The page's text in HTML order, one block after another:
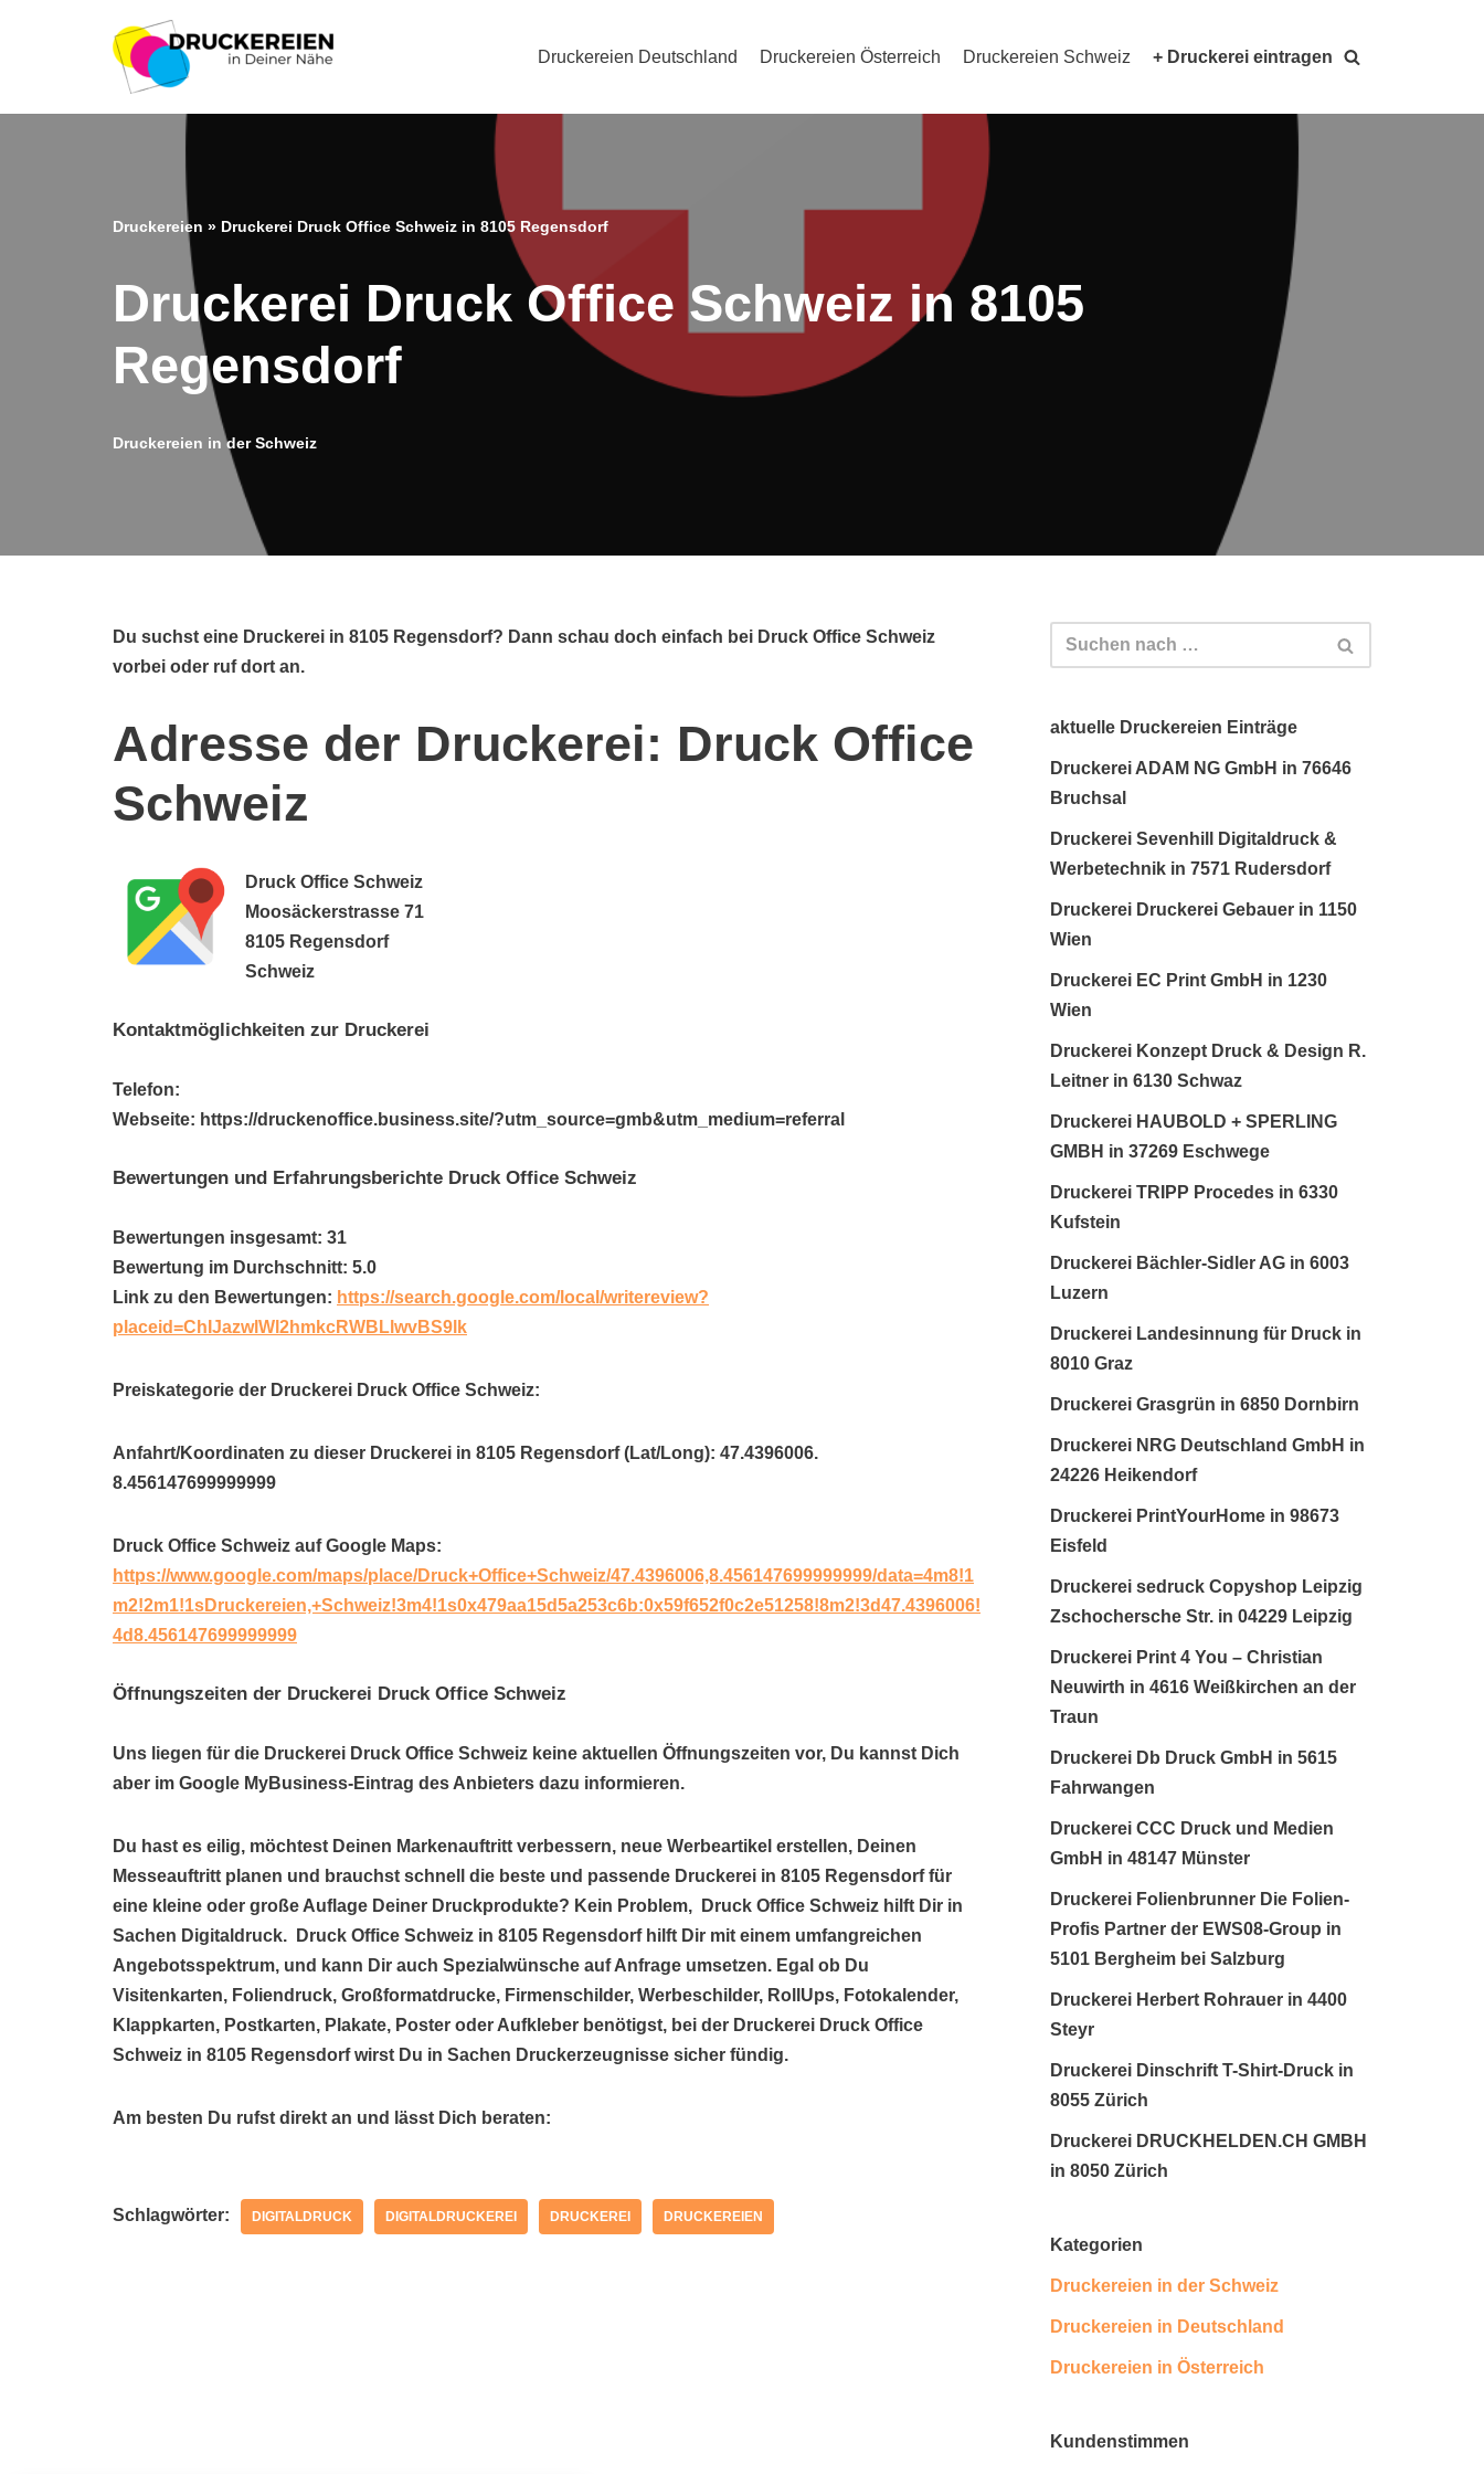
Druckereien Deutschland Druckereien Österreich Druckereien Schweiz + Druckerei eintragen
Druckereien » Druckerei Druck Office Schweiz in 8105 Regensdorf
Druckerei Druck Office Schweiz in 8105
Regensdorf
Druckereien in der Schweiz
Du suchst eine Druckerei in 8105 Regensdorf? Dann schau doch einfach bei Druck Office Schweiz
vorbei oder ruf dort an.
Adresse der Druckerei: Druck Office
Schweiz
Druck Office Schweiz
Moosäckerstrasse 71
8105 Regensdorf
Schweiz
Kontaktmöglichkeiten zur Druckerei
Telefon:
Webseite: https://druckenoffice.business.site/?utm_source=gmb&utm_medium=referral
Bewertungen und Erfahrungsberichte Druck Office Schweiz
Bewertungen insgesamt: 31
Bewertung im Durchschnitt: 5.0
Link zu den Bewertungen: https://search.google.com/local/writereview?
placeid=ChIJazwlWl2hmkcRWBLlwvBS9lk
Preiskategorie der Druckerei Druck Office Schweiz:
Anfahrt/Koordinaten zu dieser Druckerei in 8105 Regensdorf (Lat/Long): 47.4396006.
8.456147699999999
Druck Office Schweiz auf Google Maps:
https://www.google.com/maps/place/Druck+Office+Schweiz/47.4396006,8.456147699999999/data=4m8!1
m2!2m1!1sDruckereien,+Schweiz!3m4!1s0x479aa15d5a253c6b:0x59f652f0c2e51258!8m2!3d47.4396006!
4d8.456147699999999
Öffnungszeiten der Druckerei Druck Office Schweiz
Uns liegen für die Druckerei Druck Office Schweiz keine aktuellen Öffnungszeiten vor, Du kannst Dich
aber im Google MyBusiness-Eintrag des Anbieters dazu informieren.
Du hast es eilig, möchtest Deinen Markenauftritt verbessern, neue Werbeartikel erstellen, Deinen
Messeauftritt planen und brauchst schnell die beste und passende Druckerei in 8105 Regensdorf für
eine kleine oder große Auflage Deiner Druckprodukte? Kein Problem, Druck Office Schweiz hilft Dir in
Sachen Digitaldruck. Druck Office Schweiz in 8105 Regensdorf hilft Dir mit einem umfangreichen
Angebotsspektrum, und kann Dir auch Spezialwünsche auf Anfrage umsetzen. Egal ob Du
Visitenkarten, Foliendruck, Großformatdrucke, Firmenschilder, Werbeschilder, RollUps, Fotokalender,
Klappkarten, Postkarten, Plakate, Poster oder Aufkleber benötigst, bei der Druckerei Druck Office
Schweiz in 8105 Regensdorf wirst Du in Sachen Druckerzeugnisse sicher fündig.
Am besten Du rufst direkt an und lässt Dich beraten:
Schlagwörter: DIGITALDRUCK DIGITALDRUCKEREI DRUCKEREI DRUCKEREIEN
aktuelle Druckereien Einträge
Druckerei ADAM NG GmbH in 76646
Bruchsal
Druckerei Sevenhill Digitaldruck &
Werbetechnik in 7571 Rudersdorf
Druckerei Druckerei Gebauer in 1150
Wien
Druckerei EC Print GmbH in 1230
Wien
Druckerei Konzept Druck & Design R.
Leitner in 6130 Schwaz
Druckerei HAUBOLD + SPERLING
GMBH in 37269 Eschwege
Druckerei TRIPP Procedes in 6330
Kufstein
Druckerei Bächler-Sidler AG in 6003
Luzern
Druckerei Landesinnung für Druck in
8010 Graz
Druckerei Grasgrün in 6850 Dornbirn
Druckerei NRG Deutschland GmbH in
24226 Heikendorf
Druckerei PrintYourHome in 98673
Eisfeld
Druckerei sedruck Copyshop Leipzig
Zschochersche Str. in 04229 Leipzig
Druckerei Print 4 You – Christian
Neuwirth in 4616 Weißkirchen an der
Traun
Druckerei Db Druck GmbH in 5615
Fahrwangen
Druckerei CCC Druck und Medien
GmbH in 48147 Münster
Druckerei Folienbrunner Die Folien-
Profis Partner der EWS08-Group in
5101 Bergheim bei Salzburg
Druckerei Herbert Rohrauer in 4400
Steyr
Druckerei Dinschrift T-Shirt-Druck in
8055 Zürich
Druckerei DRUCKHELDEN.CH GMBH
in 8050 Zürich
Kategorien
Druckereien in der Schweiz
Druckereien in Deutschland
Druckereien in Österreich
Kundenstimmen